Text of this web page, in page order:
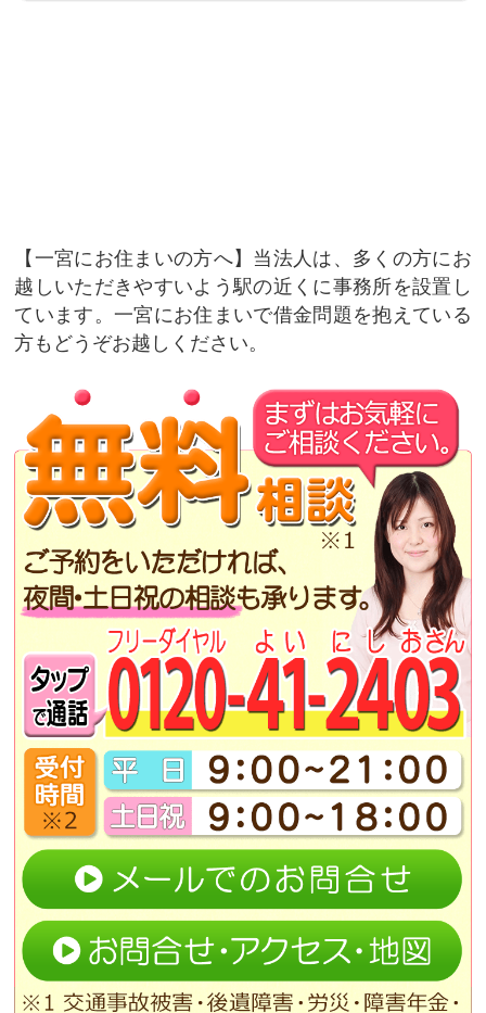
一宮にお住まいの方へ
当法人は、多くの方にお
越しいただきやすいよう駅の近くに事務所を設置し
ています。一宮にお住まいで借金問題を抱えている
方もどうぞお越しください。